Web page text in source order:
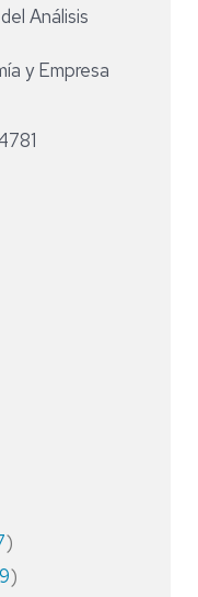
Análisis
y Empresa
)
)